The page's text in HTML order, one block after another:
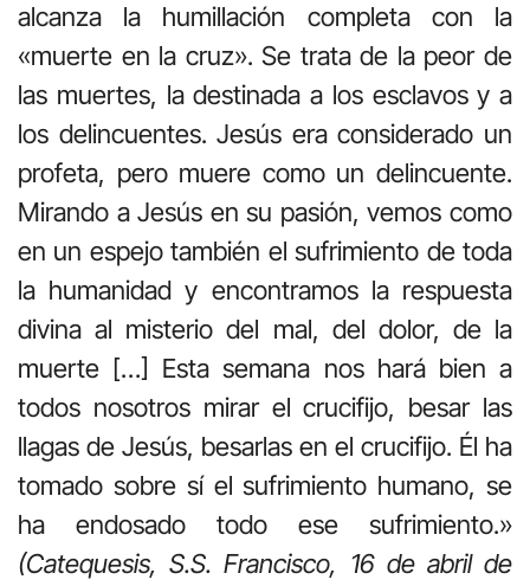
alcanza la humillación completa con la
«muerte en la cruz». Se trata de la peor de
las muertes, la destinada a los esclavos y a
los delincuentes. Jesús era considerado un
profeta, pero muere como un delincuente.
Mirando a Jesús en su pasión, vemos como
en un espejo también el sufrimiento de toda
la humanidad y encontramos la respuesta
divina al misterio del mal, del dolor, de la
muerte […] Esta semana nos hará bien a
todos nosotros mirar el crucifijo, besar las
llagas de Jesús, besarlas en el crucifijo. Él ha
tomado sobre sí el sufrimiento humano, se
ha endosado todo ese sufrimiento.»
(Catequesis, S.S. Francisco, 16 de abril de